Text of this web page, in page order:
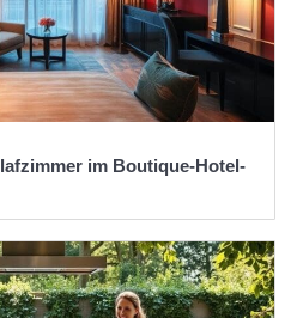
im Boutique-Hotel-